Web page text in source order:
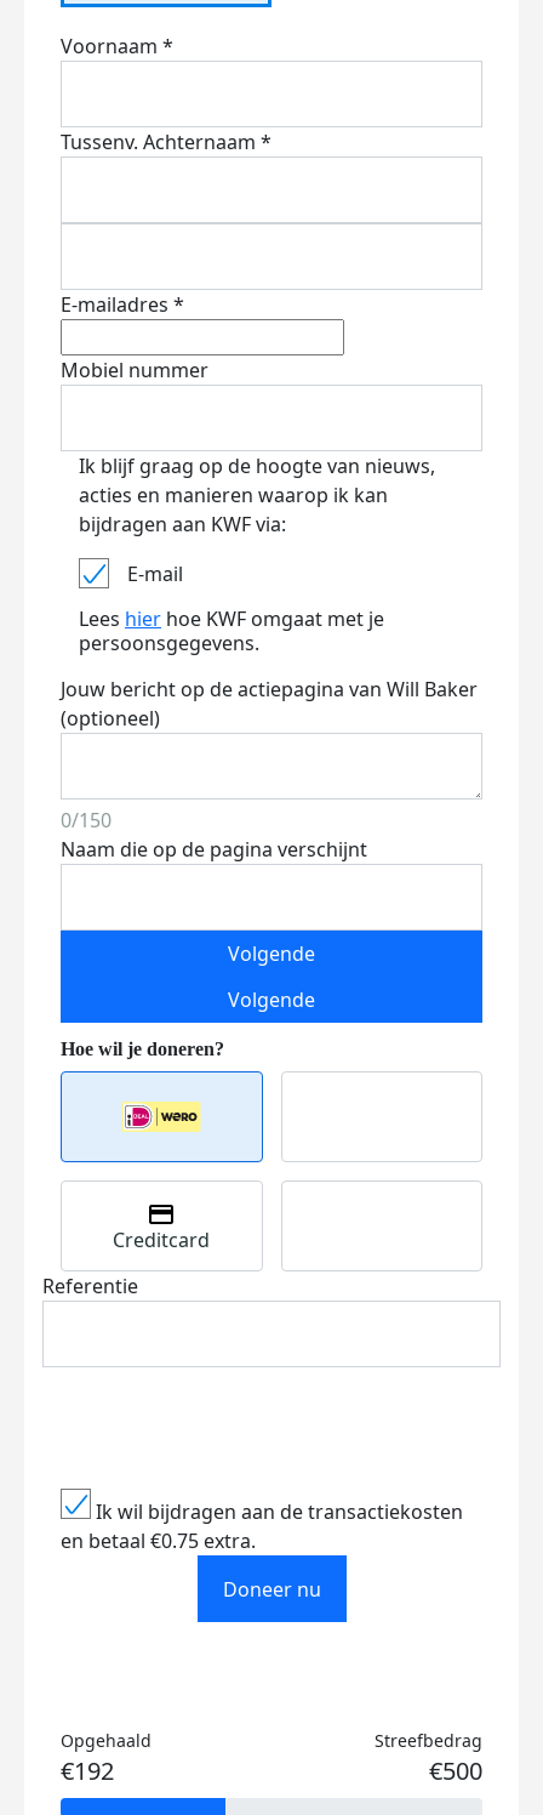
Voornaam *
Tussenv. Achternaam *
E-mailadres *
Mobiel nummer
Ik blijf graag op de hoogte van nieuws,
acties en manieren waarop ik kan
bijdragen aan KWF via:
E-mail
Lees hier hoe KWF omgaat met je
persoonsgegevens.
Jouw bericht op de actiepagina van Will Baker
(optioneel)
0/150
Naam die op de pagina verschijnt
Volgende
Volgende
Creditcard
Referentie
Ik wil bijdragen aan de transactiekosten
en betaal €0.75 extra.
Doneer nu
Opgehaald
€192
Streefbedrag
€500